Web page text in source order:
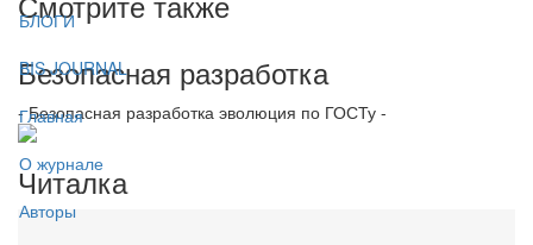
БЛОГИ
BIS JOURNAL
Главная
О журнале
Авторы
Безопасная разработка
- Безопасная разработка эволюция по ГОСТу -
Читалка